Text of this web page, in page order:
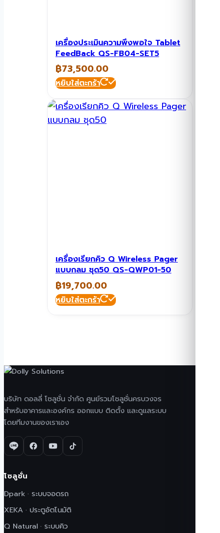
เครื่องประเมินความพึงพอใจ Tablet
FeedBack QS-FB04-SET5
฿73,500.00
หยิบใส่ตะกร้า
เครื่องเรียกคิว Q Wireless Pager
แบบกลม ชุด50 QS-QWP01-50
฿19,700.00
หยิบใส่ตะกร้า
บริษัท ดอลลี่ โซลูชั่น จำกัด ศูนย์รวมโซลูชั่นครบวงจร
สำหรับอาคารและองค์กร ออกแบบ ติดตั้ง และดูแลระบบ
โดยทีมงานของเราเอง
โซลูชั่น
Dpark · ระบบจอดรถ
XEKA · ประตูอัตโนมัติ
Q Natural · ระบบคิว